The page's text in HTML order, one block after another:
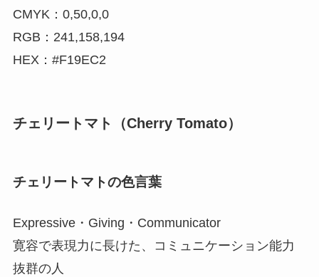
CMYK：0,50,0,0
RGB：241,158,194
HEX：#F19EC2
チェリートマト（Cherry Tomato）
チェリートマトの色言葉
Expressive・Giving・Communicator
寛容で表現力に長けた、コミュニケーション能力
抜群の人